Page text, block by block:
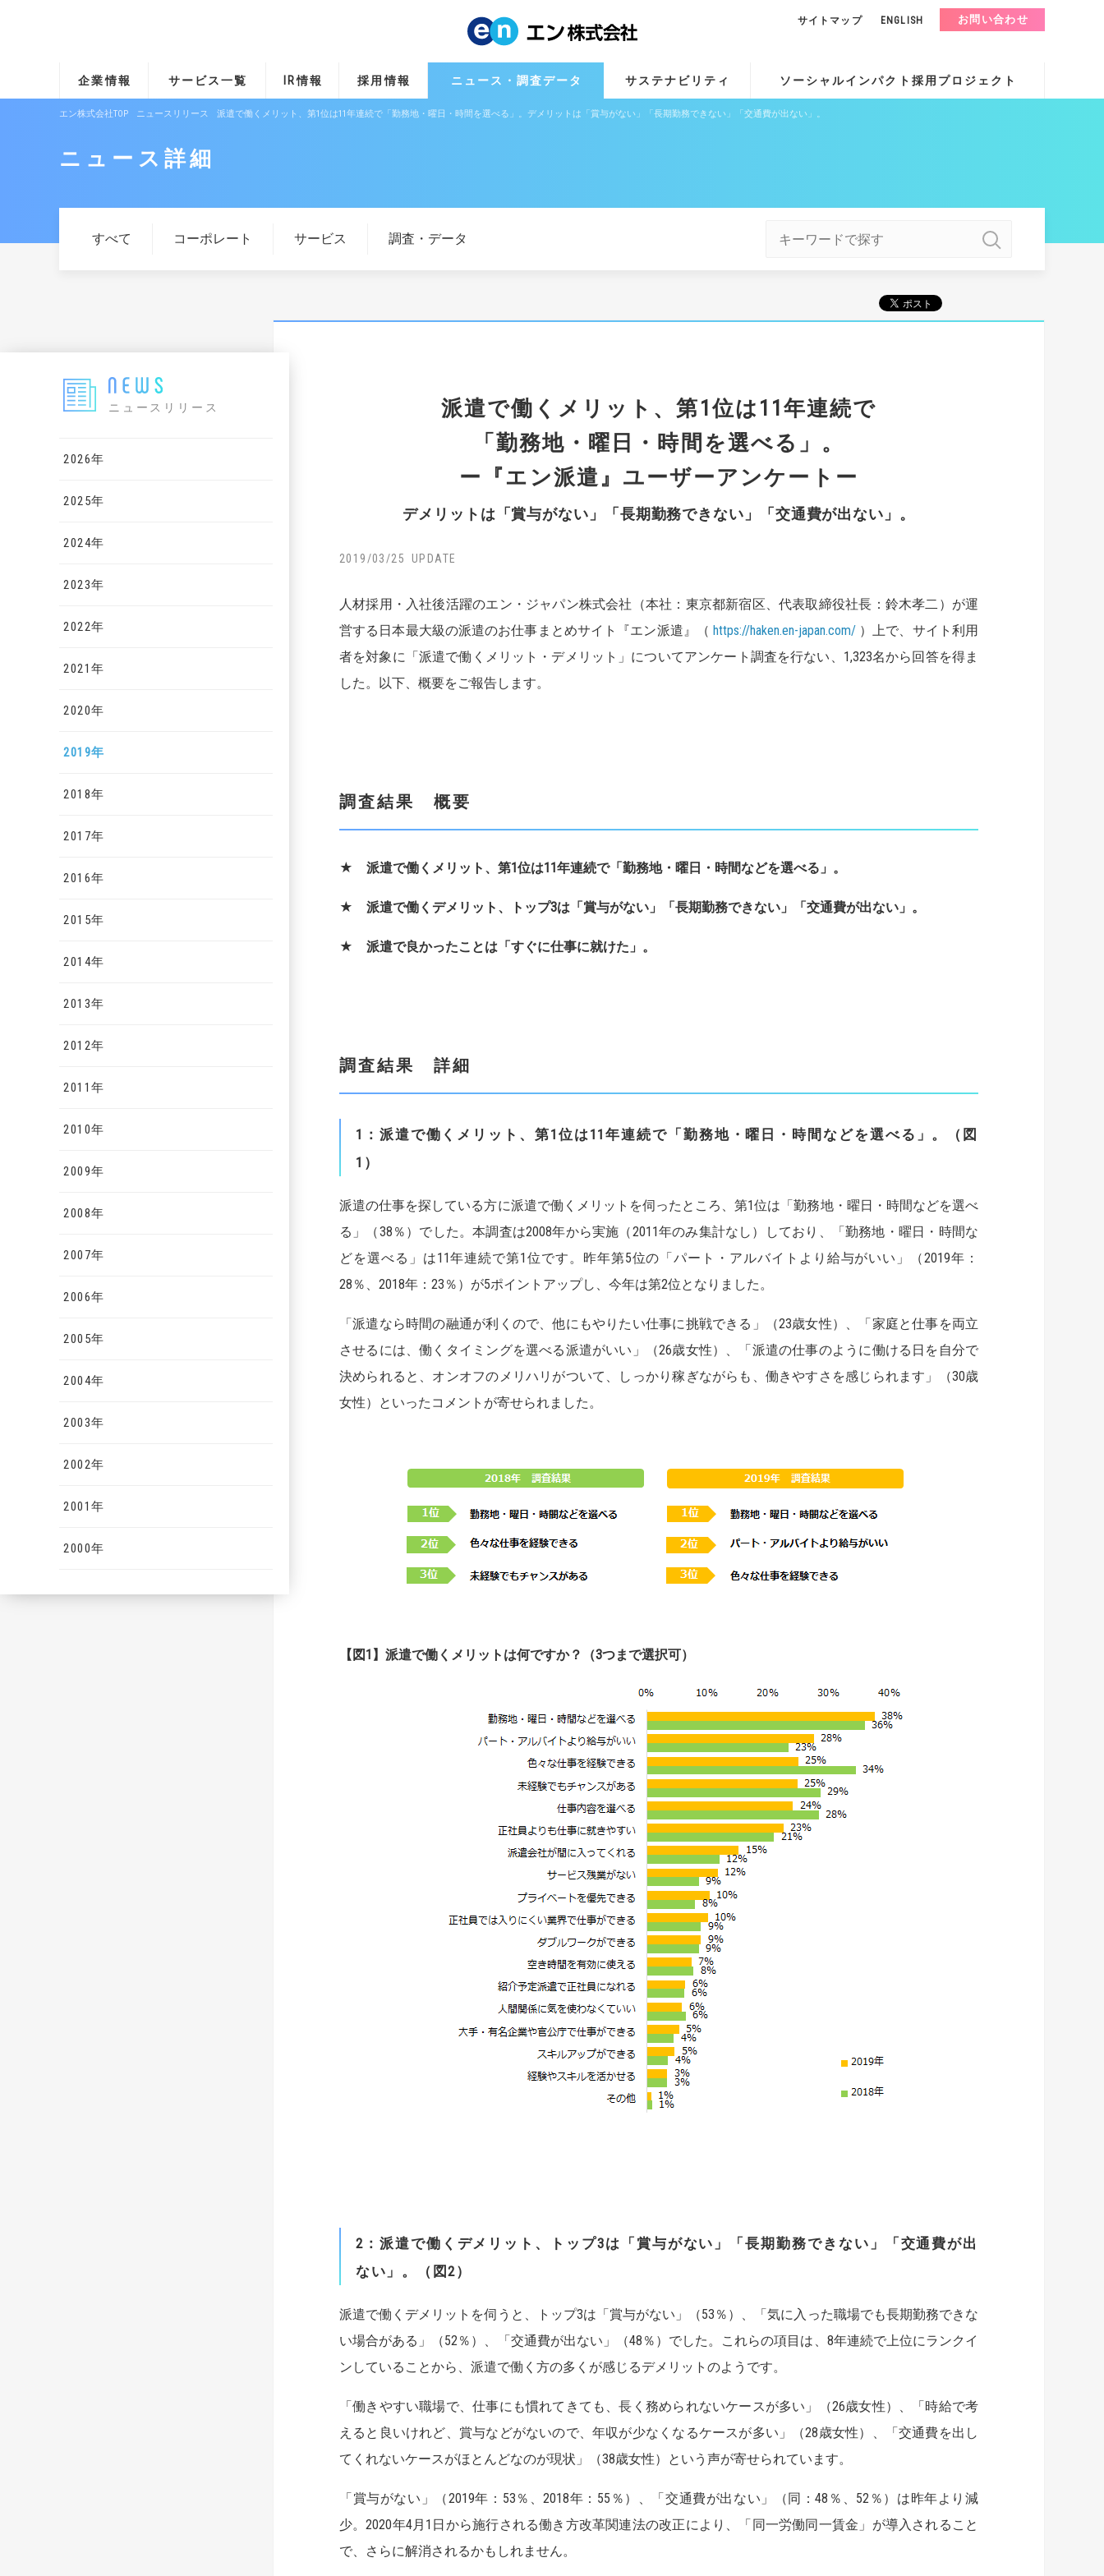
企業情報 サービス一覧 IR情報 採用情報 ニュース・調査データ サステナビリティ ソーシャルインパクト採用プロジェクト
サイトマップ ENGLISH お問い合わせ
エン株式会社TOP ニュースリリース 派遣で働くメリット、第1位は11年連続で「勤務地・曜日・時間を選べる」。デメリットは「賞与がない」「長期勤務できない」「交通費が出ない」。
ニュース詳細
すべて コーポレート サービス 調査・データ
ニュースリリース
2026年
2025年
2024年
2023年
2022年
2021年
2020年
2019年
2018年
2017年
2016年
2015年
2014年
2013年
2012年
2011年
2010年
2009年
2008年
2007年
2006年
2005年
2004年
2003年
2002年
2001年
2000年
派遣で働くメリット、第1位は11年連続で
「勤務地・曜日・時間を選べる」。
ー『エン派遣』ユーザーアンケートー
デメリットは「賞与がない」「長期勤務できない」「交通費が出ない」。
2019/03/25
人材採用・入社後活躍のエン・ジャパン株式会社（本社：東京都新宿区、代表取締役社長：鈴木孝二）が運
営する日本最大級の派遣のお仕事まとめサイト『エン派遣』（https://haken.en-japan.com/ ）上で、サイト利用
者を対象に「派遣で働くメリット・デメリット」についてアンケート調査を行ない、1,323名から回答を得ま
した。以下、概要をご報告します。
調査結果 概要
★ 派遣で働くメリット、第1位は11年連続で「勤務地・曜日・時間などを選べる」。
★ 派遣で働くデメリット、 トップ3は「賞与がない」「長期勤務できない」「交通費が出ない」。
★ 派遣で良かったことは「すぐに仕事に就けた」。
調査結果 詳細
1 ：派遣で働くメリット、第1位は11年連続で「勤務地・曜日・時間などを選べる」。（図
1）
派遣の仕事を探している方に派遣で働くメリットを伺ったところ、第1位は「勤務地・曜日・時間などを選べ
る」（38％）でした。本調査は2008年から実施（2011年のみ集計なし）しており、「勤務地・曜日・時間な
どを選べる」は11年連続で第1位です。昨年第5位の「パート・アルバイトより給与がいい」（2019年：
28％、2018年：23％）が5ポイントアップし、今年は第2位となりました。
「派遣なら時間の融通が利くので、他にもやりたい仕事に挑戦できる」（23歳女性）、「家庭と仕事を両立
させるには、働くタイミングを選べる派遣がいい」（26歳女性）、「派遣の仕事のように働ける日を自分で
決められると、オンオフのメリハリがついて、しっかり稼ぎながらも、働きやすさを感じられます」（30歳
女性）といったコメントが寄せられました。
【 図1】派遣で働くメリットは何ですか？（3つまで選択可）
2： 派遣で働くデメリット、トップ3は「賞与がない」「長期勤務できない」「交通費が出
ない」。
（図2）
派遣で働くデメリットを伺うと、トップ3は「賞与がない」（53％）、「気に入った職場でも長期勤務できな
い場合がある」（52％）、「交通費が出ない」（48％）でした。これらの項目は、8年連続で上位にランクイ
ンしていることから、派遣で働く方の多くが感じるデメリットのようです。
「働きやすい職場で、仕事にも慣れてきても、長く務められないケースが多い」（26歳女性）、「時給で考
えると良いけれど、賞与などがないので、年収が少なくなるケースが多い」（28歳女性）、「交通費を出し
てくれないケースがほとんどなのが現状」（38歳女性）という声が寄せられています。
「賞与がない」（2019年：53％、2018年：55％）、「交通費が出ない」（同：48％、52％）は昨年より減
少。2020年4月1日から施行される働き方改革関連法の改正により、「同一労働同一賃金」が導入されること
で、さらに解消されるかもしれません。